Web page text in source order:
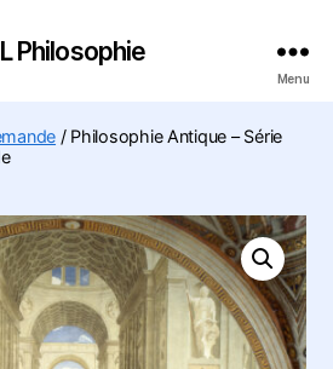
Philosophie
Menu
/ Philosophie Antique – Série